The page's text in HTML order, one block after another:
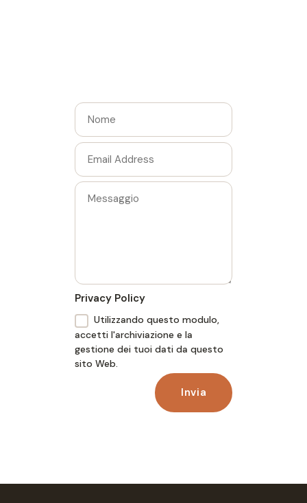
Privacy Policy
Utilizzando questo modulo,
accetti l'archiviazione e la
gestione dei tuoi dati da questo
sito Web.
Invia